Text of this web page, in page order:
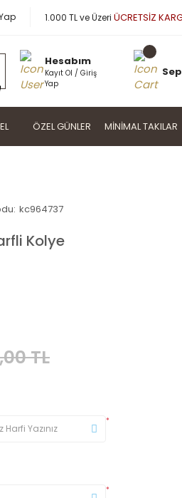
1.000 TL ve Üzeri ÜCRETSİZ
Hesabım
Kayıt Ol / Giriş
Yap
ÖZEL GÜNLER MINIMAL TAKILAR
kc964737
Kolye
TL
*
*